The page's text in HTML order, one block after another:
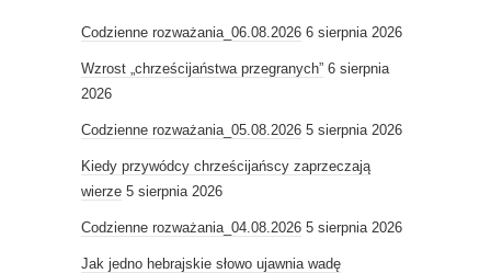
Codzienne rozważania_06.08.2026 6 sierpnia 2026
Wzrost „chrześcijaństwa przegranych” 6 sierpnia
2026
Codzienne rozważania_05.08.2026 5 sierpnia 2026
Kiedy przywódcy chrześcijańscy zaprzeczają
wierze 5 sierpnia 2026
Codzienne rozważania_04.08.2026 5 sierpnia 2026
Jak jedno hebrajskie słowo ujawnia wadę